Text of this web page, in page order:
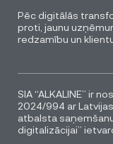
Pēc digitālās
proti, jaunu
redzamību un
SIA “ALKALINE” ir
2024/994 ar
atbalsta
digitalizācijai”